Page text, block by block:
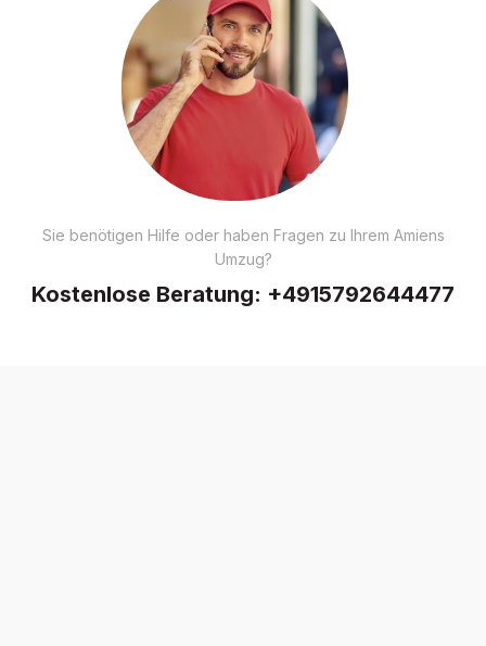
Sie benötigen Hilfe oder haben Fragen zu Ihrem Amiens
Umzug?
Kostenlose Beratung: +4915792644477